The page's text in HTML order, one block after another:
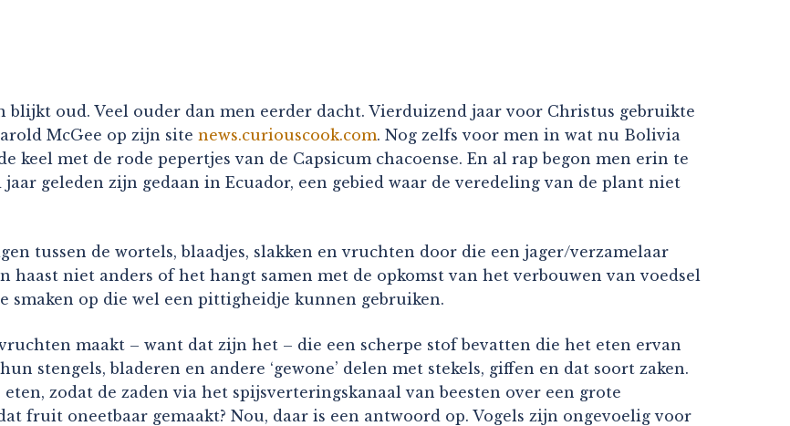
oud. Veel ouder dan men eerder dacht. Vierduizend jaar voor Christus gebruikte
McGee op zijn site news.curiouscook.com. Nog zelfs voor men in wat nu Bolivia
keel met de rode pepertjes van de Capsicum chacoense. En al rap begon men erin te
geleden zijn gedaan in Ecuador, een gebied waar de veredeling van de plant niet
tussen de wortels, blaadjes, slakken en vruchten door die een jager/verzamelaar
niet anders of het hangt samen met de opkomst van het verbouwen van voedsel
smaken op die wel een pittigheidje kunnen gebruiken.
maakt – want dat zijn het – die een scherpe stof bevatten die het eten ervan
stengels, bladeren en andere ‘gewone’ delen met stekels, giffen en dat soort zaken.
zodat de zaden via het spijsverteringskanaal van beesten over een grote
fruit oneetbaar gemaakt? Nou, daar is een antwoord op. Vogels zijn ongevoelig voor